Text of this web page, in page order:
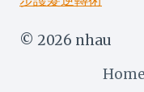
© 2026 nhau
Home